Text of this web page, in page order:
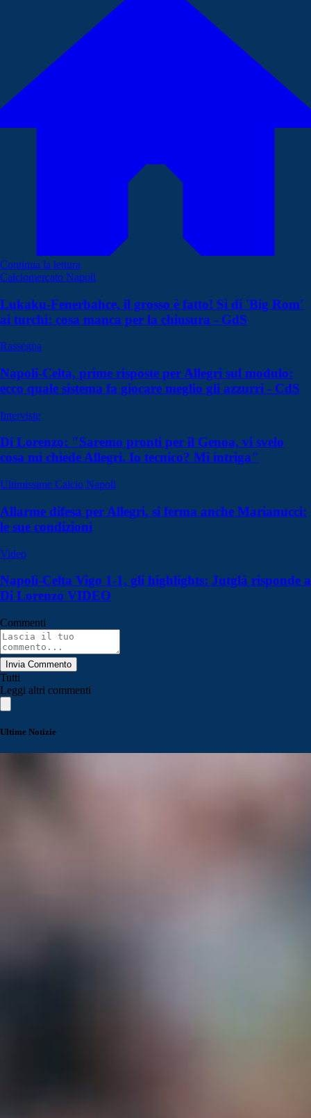
Continua la lettura
Calciomercato Napoli
Lukaku-Fenerbahce, il grosso è fatto! Sì di 'Big Rom'
ai turchi: cosa manca per la chiusura - GdS
Rassegna
Napoli-Celta, prime risposte per Allegri sul modulo:
ecco quale sistema fa giocare meglio gli azzurri - CdS
Interviste
Di Lorenzo: "Saremo pronti per il Genoa, vi svelo
cosa mi chiede Allegri. Io tecnico? Mi intriga"
Ultimissime Calcio Napoli
Allarme difesa per Allegri, si ferma anche Marianucci:
le sue condizioni
Video
Napoli-Celta Vigo 1-1, gli highlights: Jutglà risponde a
Di Lorenzo VIDEO
Commenti
Invia Commento
Tutti
Leggi altri commenti
Ultime Notizie